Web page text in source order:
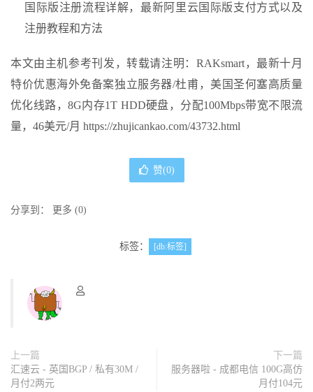
国际版注册流程详解，最新阿里云国际版支付方式以及
注册教程和方法
本文由主机参考刊发，转载请注明：RAKsmart，最新十月
特价优惠海外免备案独立服务器/杜甫，美国圣何塞高质量
优化线路，8G内存1T HDD硬盘，分配100Mbps带宽不限流
量，46美元/月 https://zhujicankao.com/43732.html
赞(0)
分享到： 更多 (0)
标签： [db:标签]
上一篇
汇速云 - 英国BGP / 私有30M /
月付2两元
下一篇
服务器啦 - 成都电信 100G高仿
月付104元